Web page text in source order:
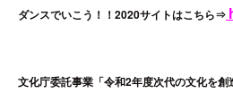
ダンスでいこう！！2020サイトはこちら⇒
文化庁委託事業「令和2年度次代の文化を創